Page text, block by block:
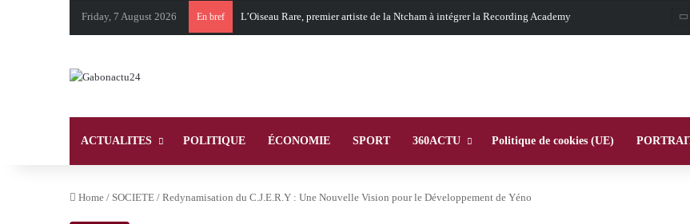
Friday, 7 August 2026 En bref L’Oiseau Rare, premier artiste de la Ntcham à intégrer la Recording Academy
ACTUALITES POLITIQUE ÉCONOMIE SPORT 360ACTU Politique de cookies (UE)
Home / SOCIETE / Redynamisation du C.J.E.R.Y : Une Nouvelle Vision pour le Développement de Yéno